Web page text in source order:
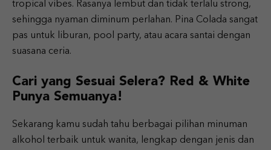
tropical vibes. Rasanya lembut dan tidak terlalu strong,
sehingga nyaman diminum perlahan. Pina Colada sangat
pas untuk liburan, pool party, atau acara santai dengan
suasana ceria.
Cari yang Sesuai Selera? Red & White
Punya Semuanya!
Sekarang kamu sudah tahu berbagai pilihan minuman
alkohol terbaik untuk wanita, lengkap dengan jenis dan